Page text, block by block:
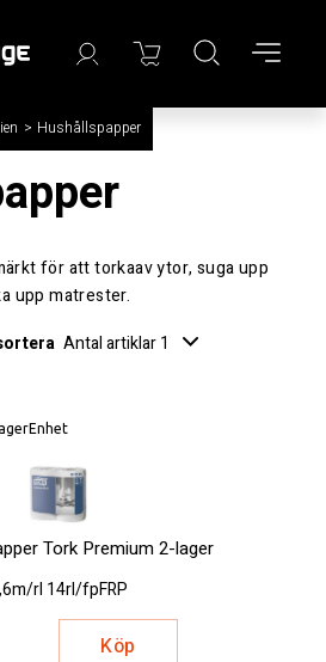
/ Hushållspapper
för att torkaav ytor, suga upp
upp matrester.
Antal artiklar 1
Enhet
Tork Premium 2-lager
rl 14rl/fpFRP
Köp